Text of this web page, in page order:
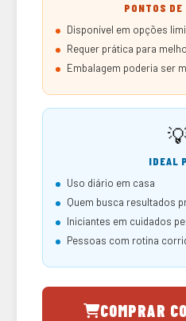
PONTOS DE
Disponível em opções
Requer prática para
Embalagem poderia ser
IDEAL
Uso diário em casa
Quem busca resultados
Iniciantes em cuidados
Pessoas com rotina
COMPRAR